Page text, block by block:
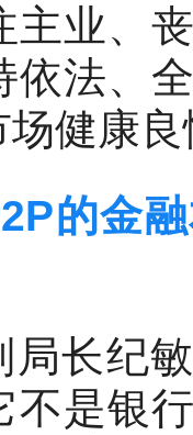
主业、
依法、
健康
的金
局长纪
不是银